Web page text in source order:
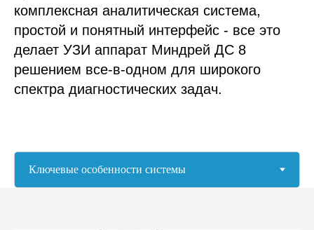
комплексная аналитическая система,
простой и понятный интерфейс - все это
делает УЗИ аппарат Миндрей ДС 8
решением все-в-одном для широкого
спектра диагностических задач.